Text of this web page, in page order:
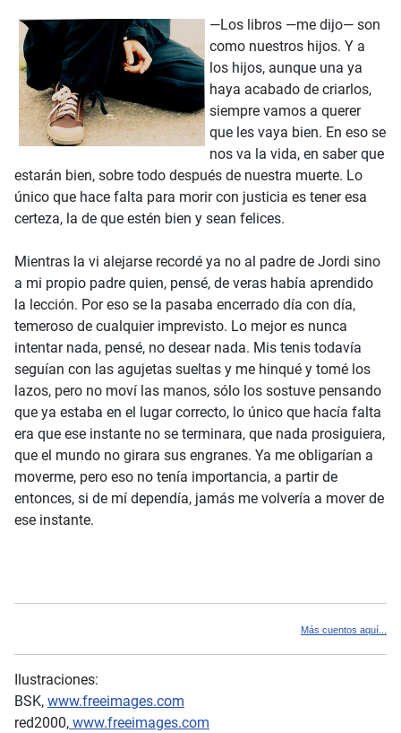
—Los libros —me dijo— son
como nuestros hijos. Y a
los hijos, aunque una ya
haya acabado de criarlos,
siempre vamos a querer
que les vaya bien. En eso se
nos va la vida, en saber que
estarán bien, sobre todo después de nuestra muerte. Lo
único que hace falta para morir con justicia es tener esa
certeza, la de que estén bien y sean felices.
Mientras la vi alejarse recordé ya no al padre de Jordi sino
a mi propio padre quien, pensé, de veras había aprendido
la lección. Por eso se la pasaba encerrado día con día,
temeroso de cualquier imprevisto. Lo mejor es nunca
intentar nada, pensé, no desear nada. Mis tenis todavía
seguían con las agujetas sueltas y me hinqué y tomé los
lazos, pero no moví las manos, sólo los sostuve pensando
que ya estaba en el lugar correcto, lo único que hacía falta
era que ese instante no se terminara, que nada prosiguiera,
que el mundo no girara sus engranes. Ya me obligarían a
moverme, pero eso no tenía importancia, a partir de
entonces, si de mí dependía, jamás me volvería a mover de
ese instante.
Más cuentos aquí...
Ilustraciones:
BSK, www.freeimages.com
red2000, www.freeimages.com